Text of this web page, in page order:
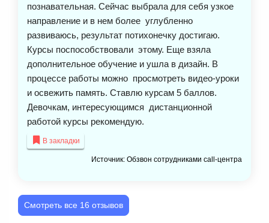
познавательная. Сейчас выбрала для себя узкое
направление и в нем более углубленно
развиваюсь, результат потихонечку достигаю.
Курсы поспособствовали этому. Еще взяла
дополнительное обучение и ушла в дизайн. В
процессе работы можно просмотреть видео-уроки
и освежить память. Ставлю курсам 5 баллов.
Девочкам, интересующимся дистанционной
работой курсы рекомендую.
В закладки
Источник: Обзвон сотрудниками call-центра
Смотреть все 16 отзывов